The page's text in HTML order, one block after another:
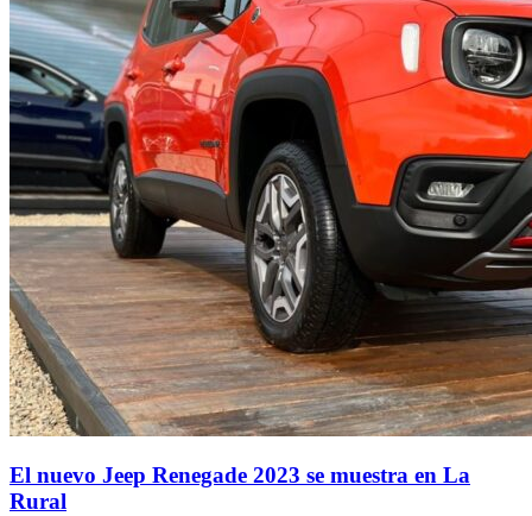
El nuevo Jeep Renegade 2023 se muestra en La
Rural